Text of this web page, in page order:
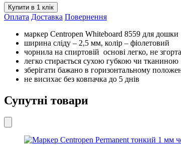
фіолетовий
8559-
кількість
Купити в 1 клік
Оплата Доставка Повернення
маркер Centropen Whiteboard 8559 для дошки
ширина сліду – 2,5 мм, колір – фіолетовий
чорнила на спиртовій основі легко, не
легко стирається сухою губкою чи
зберігати бажано в горизонтальному
не висихає без ковпачка до 5 днів
Супутні товари